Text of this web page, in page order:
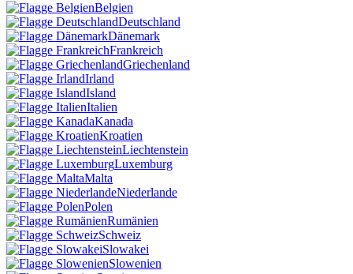
Belgien
Deutschland
Dänemark
Frankreich
Griechenland
Irland
Island
Italien
Kanada
Kroatien
Liechtenstein
Luxemburg
Malta
Niederlande
Polen
Rumänien
Schweiz
Slowakei
Slowenien